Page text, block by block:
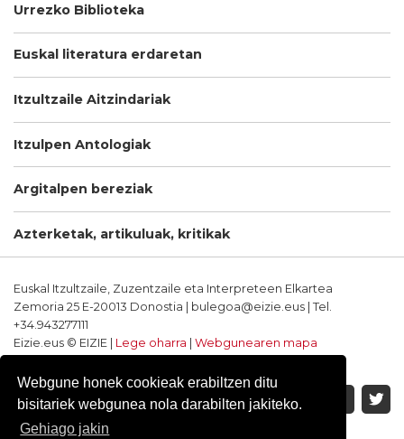
Webgune honek cookieak erabiltzen ditu
bisitariek webgunea nola darabilten jakiteko.
Gehiago jakin
Urrezko Biblioteka
Euskal literatura erdaretan
Itzultzaile Aitzindariak
Itzulpen Antologiak
Argitalpen bereziak
Azterketak, artikuluak, kritikak
Euskal Itzultzaile, Zuzentzaile eta Interpreteen Elkartea
Zemoria 25 E-20013 Donostia | bulegoa@eizie.eus | Tel.
+34.943277111
Eizie.eus © EIZIE | Lege oharra
Webgunearen mapa